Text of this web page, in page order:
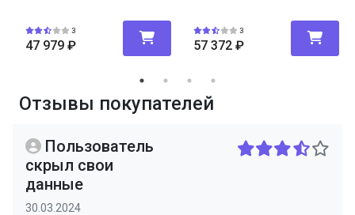
3
47 979 ₽
3
57 372 ₽
Отзывы покупателей
Пользователь
скрыл свои
данные
30.03.2024